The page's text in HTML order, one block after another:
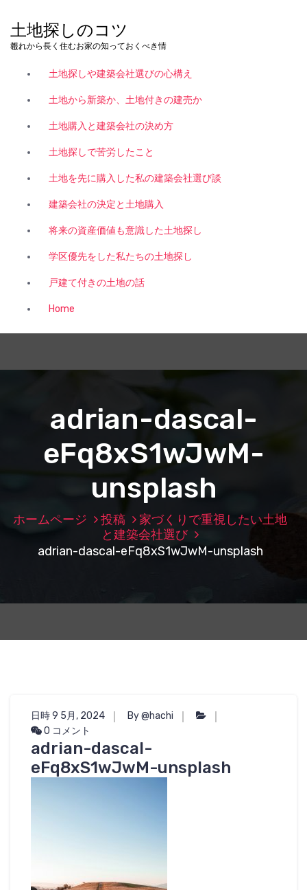
土地探しのコツ
これから長く住むお家の知っておくべき情報。
土地探しや建築会社選びの心構え
土地から新築か、土地付きの建売か
土地購入と建築会社の決め方
土地探しで苦労したこと
土地を先に購入した私の建築会社選び談
建築会社の決定と土地購入
将来の資産価値も意識した土地探し
学区優先をした私たちの土地探し
戸建て付きの土地の話
Home
adrian-dascal-
eFq8xS1wJwM-
unsplash
ホームページ 投稿
家づくりで重視したい土地
と建築会社選び
adrian-dascal-eFq8xS1wJwM-unsplash
日時 9 5月, 2024
By @hachi
0 コメント
adrian-dascal-
eFq8xS1wJwM-unsplash